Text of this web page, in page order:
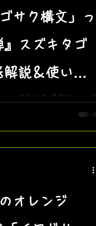
サク構文」っ
』スズキタゴ
説＆使い方
て何？映画『爆弾』スズ
開！あなたもタゴサク構
オレンジ